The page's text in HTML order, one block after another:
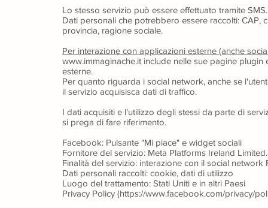
Lo stesso servizio può essere effettuato tramite SMS.
Dati personali che potrebbero essere raccolti: CAP,
provincia, ragione sociale.
Per interazione con applicazioni esterne (anche
www.immaginache.it include nelle sue pagine
esterne.
Per quanto riguarda i social network, anche se
il servizio acquisisca dati di traffico.
I dati acquisiti e l'utilizzo degli stessi da parte di
si prega di fare riferimento.
Facebook: Pulsante "Mi piace" e widget sociali
Fornitore del servizio: Meta Platforms Ireland Limited.
Finalità del servizio: interazione con il social network
Dati personali raccolti: cookie, dati di utilizzo
Luogo del trattamento: Stati Uniti e in altri Paesi
Privacy Policy (https://www.facebook.com/privacy/